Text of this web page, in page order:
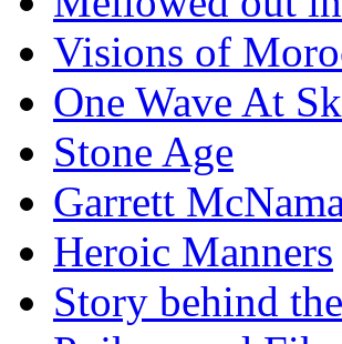
Visions of
One Wave At
Stone Age
Garrett
Heroic Manners
Story behind